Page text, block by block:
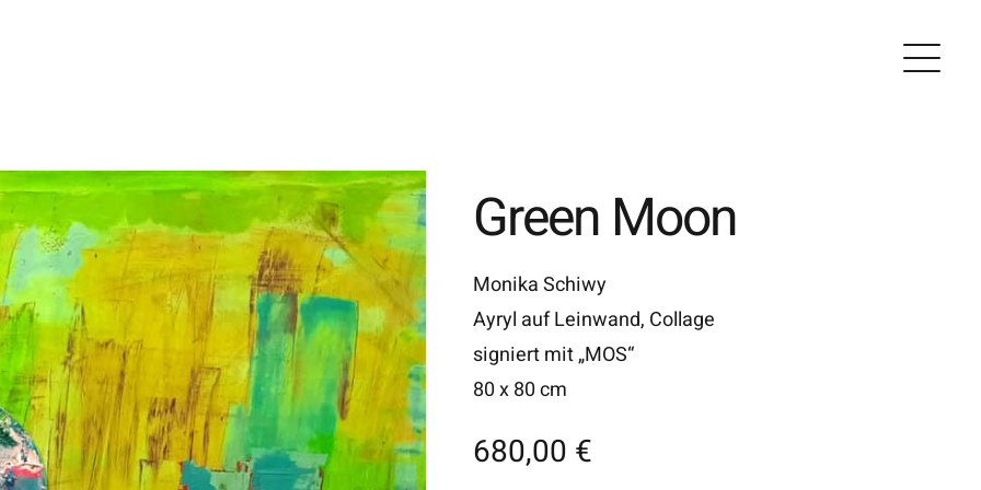
Green Moon
Monika Schiwy
Ayryl auf Leinwand, Collage
signiert mit „MOS“
80 x 80 cm
680,00 €